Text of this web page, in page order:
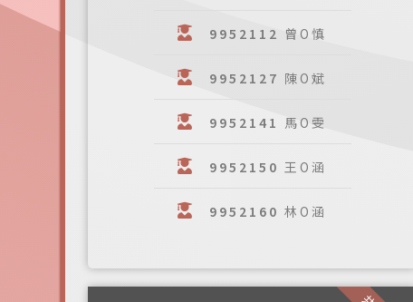
9952112 曾O慎
9952127 陳O斌
9952141 馬O雯
9952150 王O涵
9952160 林O涵